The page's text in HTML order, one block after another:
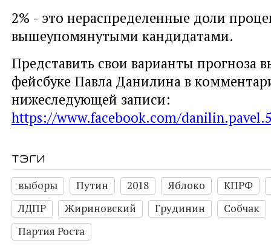
2% - это нераспределенные доли
вышеупомянутыми кандидатами.
Представить свои варианты прогноза
фейсбуке Павла Данилина в
нижеследующей записи:
https://www.facebook.com/
тэги
выборы Путин 2018 Яблоко
КПРФ
ЛДПР
Жириновский Грудинин
Собчак
Партия Роста